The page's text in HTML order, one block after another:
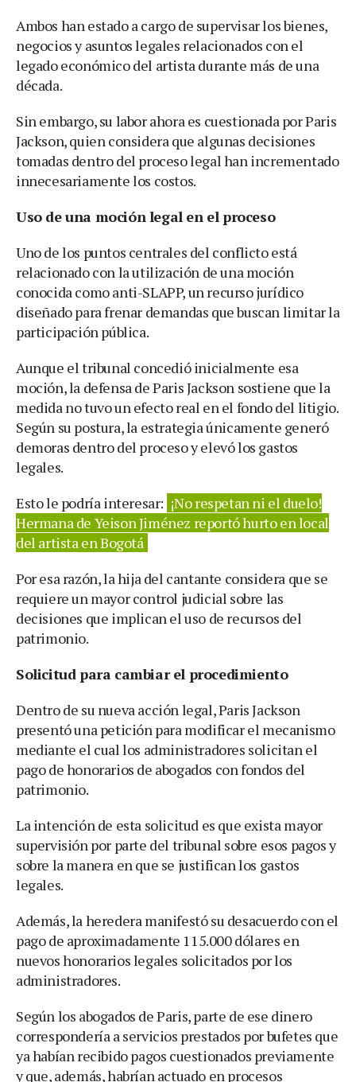
Ambos han estado a cargo de supervisar los bienes,
negocios y asuntos legales relacionados con el
legado económico del artista durante más de una
década.
Sin embargo, su labor ahora es cuestionada por Paris
Jackson, quien considera que algunas decisiones
tomadas dentro del proceso legal han incrementado
innecesariamente los costos.
Uso de una moción legal en el proceso
Uno de los puntos centrales del conflicto está
relacionado con la utilización de una moción
conocida como anti-SLAPP, un recurso jurídico
diseñado para frenar demandas que buscan limitar la
participación pública.
Aunque el tribunal concedió inicialmente esa
moción, la defensa de Paris Jackson sostiene que la
medida no tuvo un efecto real en el fondo del litigio.
Según su postura, la estrategia únicamente generó
demoras dentro del proceso y elevó los gastos
legales.
Esto le podría interesar: ¡No respetan ni el duelo!
Hermana de Yeison Jiménez reportó hurto en local
del artista en Bogotá
Por esa razón, la hija del cantante considera que se
requiere un mayor control judicial sobre las
decisiones que implican el uso de recursos del
patrimonio.
Solicitud para cambiar el procedimiento
Dentro de su nueva acción legal, Paris Jackson
presentó una petición para modificar el mecanismo
mediante el cual los administradores solicitan el
pago de honorarios de abogados con fondos del
patrimonio.
La intención de esta solicitud es que exista mayor
supervisión por parte del tribunal sobre esos pagos y
sobre la manera en que se justifican los gastos
legales.
Además, la heredera manifestó su desacuerdo con el
pago de aproximadamente 115.000 dólares en
nuevos honorarios legales solicitados por los
administradores.
Según los abogados de Paris, parte de ese dinero
correspondería a servicios prestados por bufetes que
ya habían recibido pagos cuestionados previamente
y que, además, habrían actuado en procesos